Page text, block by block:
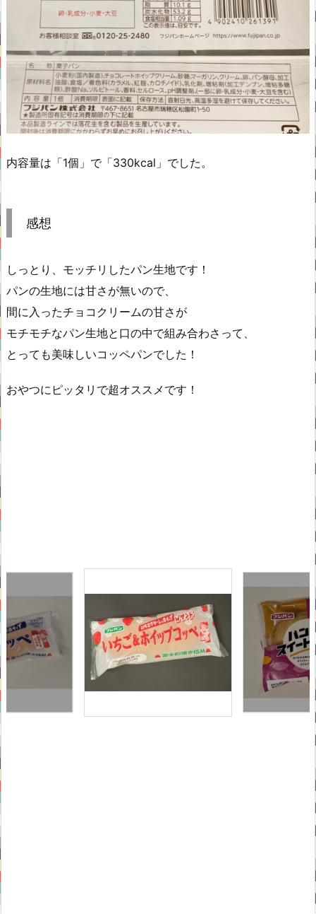
内容量は「1個」で「330kcal」でした。
感想
しっとり、モッチリしたパン生地です！
パンの生地には甘さが無いので、
間に入ったチョコクリームの甘さが
モチモチなパン生地と口の中で組み合わさって、
とっても美味しいコッペパンでした！
おやつにピッタリで超オススメです！